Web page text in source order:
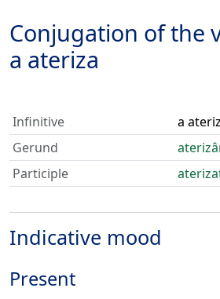
Conjugation of the
a ateriza
Infinitive
a
Gerund
Participle
Indicative mood
Present